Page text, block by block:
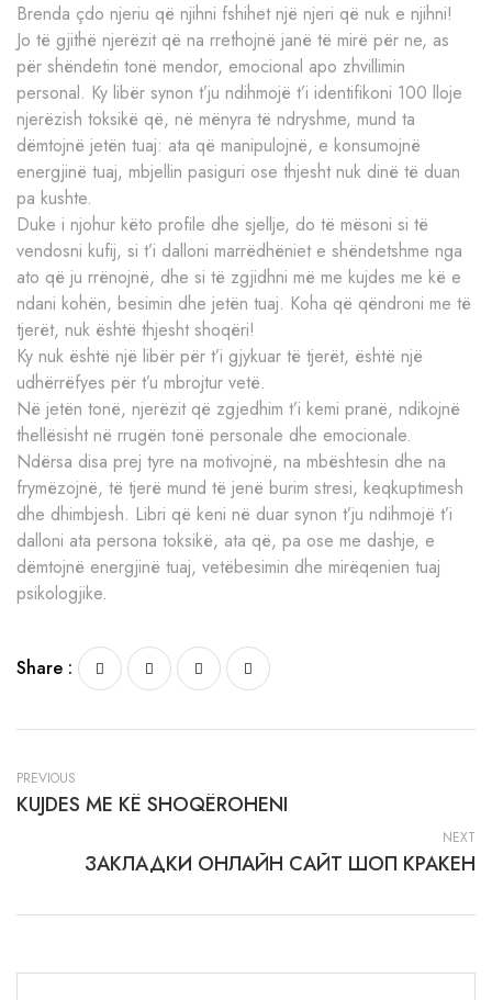
Brenda çdo njeriu që njihni fshihet një njeri që nuk e njihni!
Jo të gjithë njerëzit që na rrethojnë janë të mirë për ne, as
për shëndetin tonë mendor, emocional apo zhvillimin
personal. Ky libër synon t’ju ndihmojë t’i identifikoni 100 lloje
njerëzish toksikë që, në mënyra të ndryshme, mund ta
dëmtojnë jetën tuaj: ata që manipulojnë, e konsumojnë
energjinë tuaj, mbjellin pasiguri ose thjesht nuk dinë të duan
pa kushte.
Duke i njohur këto profile dhe sjellje, do të mësoni si të
vendosni kufij, si t’i dalloni marrëdhëniet e shëndetshme nga
ato që ju rrënojnë, dhe si të zgjidhni më me kujdes me kë e
ndani kohën, besimin dhe jetën tuaj. Koha që qëndroni me të
tjerët, nuk është thjesht shoqëri!
Ky nuk është një libër për t’i gjykuar të tjerët, është një
udhërrëfyes për t’u mbrojtur vetë.
Në jetën tonë, njerëzit që zgjedhim t’i kemi pranë, ndikojnë
thellësisht në rrugën tonë personale dhe emocionale.
Ndërsa disa prej tyre na motivojnë, na mbështesin dhe na
frymëzojnë, të tjerë mund të jenë burim stresi, keqkuptimesh
dhe dhimbjesh. Libri që keni në duar synon t’ju ndihmojë t’i
dalloni ata persona toksikë, ata që, pa ose me dashje, e
dëmtojnë energjinë tuaj, vetëbesimin dhe mirëqenien tuaj
psikologjike.
Share :
PREVIOUS
KUJDES ME KË SHOQËROHENI
NEXT
ЗАКЛАДКИ ОНЛАЙН САЙТ ШОП КРАКЕН